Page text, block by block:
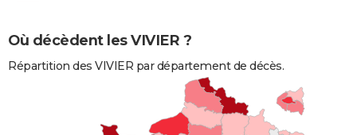
Où décèdent les VIVIER ?
Répartition des VIVIER par département de décès.